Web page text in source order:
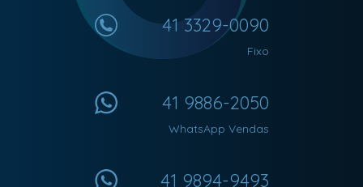
41 3329-0090
Fixo
41 9886-2050
WhatsApp Vendas
41 9894-9493